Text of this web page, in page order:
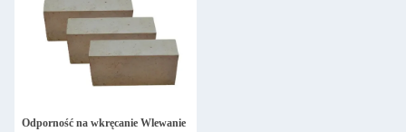
Odporność na wkręcanie Wlewanie